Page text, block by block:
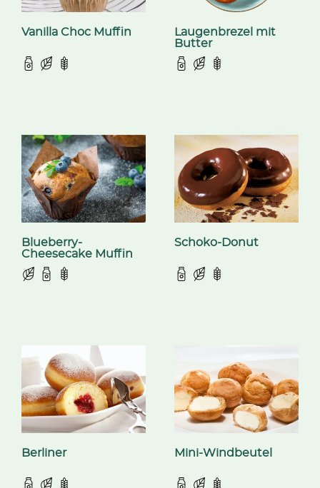
Vanilla Choc Muffin
Laugenbrezel mit
Butter
Blueberry-
Cheesecake Muffin
Schoko-Donut
Berliner Mini-Windbeutel